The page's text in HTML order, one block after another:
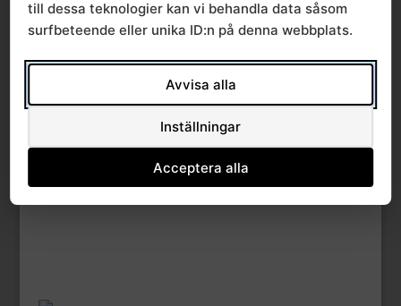
Kvalitetsinriktat
arbete inom klinisk
forskning och
prövning. 7,5 hp
till dessa teknologier kan vi behandla data såsom
surfbeteende eller unika ID:n på denna webbplats.
Avvisa alla
Inställningar
Acceptera alla